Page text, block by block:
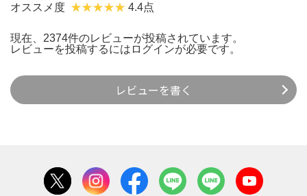
オススメ度 4.4点
現在、2374件のレビューが投稿されています。
レビューを投稿するには ログインが必要です。
レビューを書く